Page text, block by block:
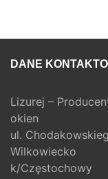
DANE
Lizurej –
okien
ul.
Wilkowiecko
k/Częstochowy